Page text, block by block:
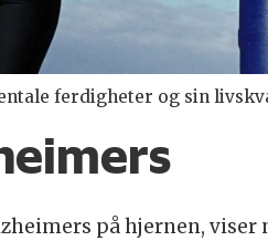
ferdigheter og sin
på hjernen, viser